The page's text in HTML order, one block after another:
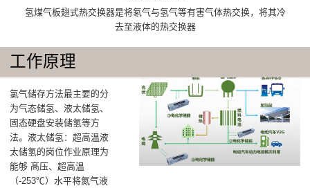
氢煤气板翅式热交换器是将氡气与氢气等有害气体热交换，将其冷
去至液体的热交换器
工作原理
氯气储存方法最主要的分
为气态储氢、液太储氢、
固态硬盘安装储氢等方
法。液太储氢：超高温液
太储氢的岗位作业原理为
能够 髙压、超高温
（-253℃）水平将氮气液